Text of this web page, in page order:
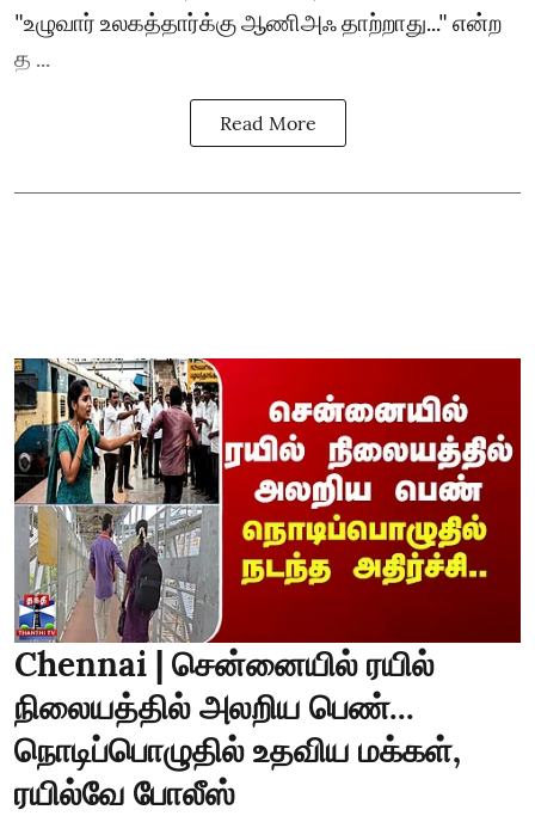
"உழுவார் உலகத்தார்க்கு ஆணிஅஃ தாற்றாது..." என்ற
த ...
Read More
Chennai | சென்னையில் ரயில்
நிலையத்தில் அலறிய பெண்...
நொடிப்பொழுதில் உதவிய மக்கள்,
ரயில்வே போலீஸ்